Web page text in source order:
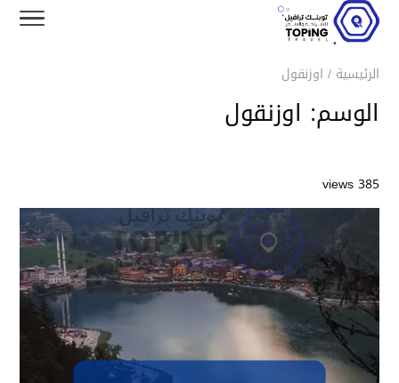
الرئيسية / اوزنقول
الوسم: اوزنقول
385 views